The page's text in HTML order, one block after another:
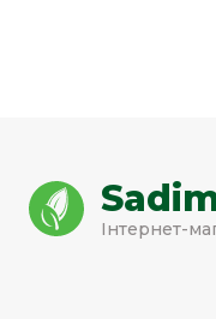
Інтернет-